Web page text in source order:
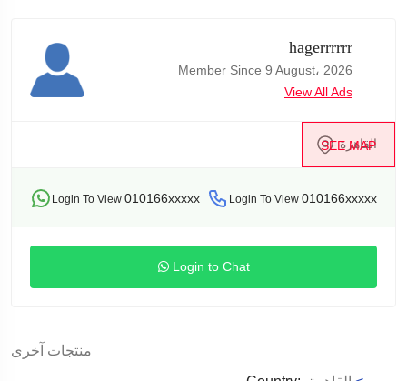
hagerrrrrr
Member Since 9 August، 2026
View All Ads
SEE MAP
القاهرة
Login To View 010166xxxxx Login To View 010166xxxxx
Login to Chat
منتجات آخرى